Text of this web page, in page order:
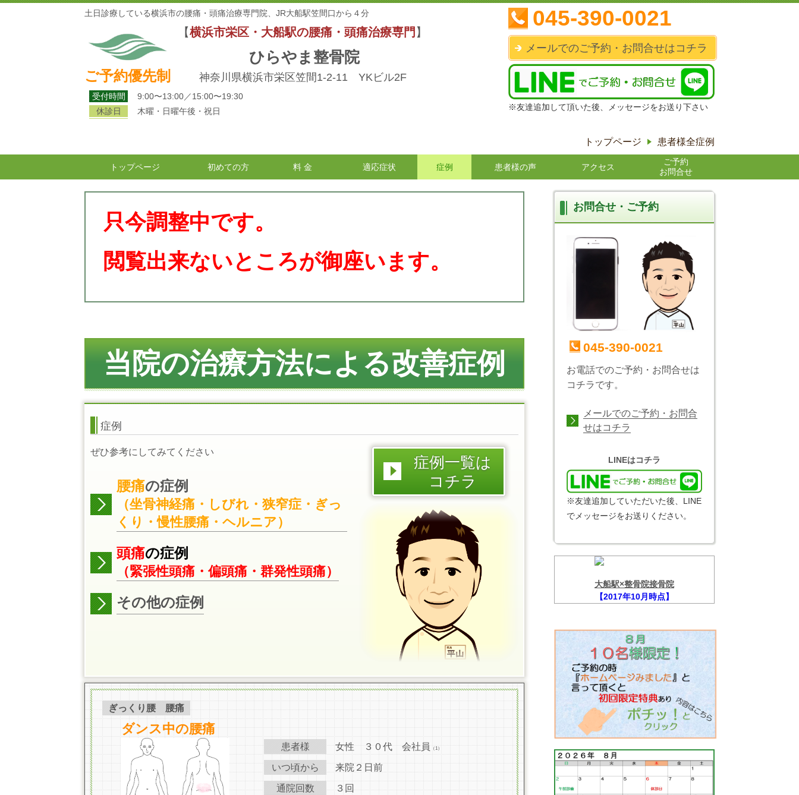
土日診療している横浜市の腰痛・頭痛治療専門院、JR大船駅笠間口から４分
【横浜市栄区・大船駅の腰痛・頭痛治療専門 】
ひらやま整骨院
ご予約優先制 神奈川県横浜市栄区笠間1-2-11 YKビル2F
受付時間
9:00〜13:00／15:00〜19:30
休診日
木曜・日曜午後・祝日
045-390-0021
メールでのご予約・お問合せはコチラ
※友達追加して頂いた後、メッセージをお送り下さい
トップページ 患者様全症例
トップページ 初めての方 料 金 適応症状 症例 患者様の声 アクセス
ご予約
お問合せ
只今調整中です。
閲覧出来ないところが御座います。
当院の治療方法による改善症例
症例
症例一覧は
コチラ
ぜひ参考にしてみてください
腰痛の症例
（坐骨神経痛・しびれ・狭窄症・ぎっ
くり・慢性腰痛・ヘルニア）
頭痛の症例
（緊張性頭痛・偏頭痛・群発性頭痛）
その他の症例
ぎっくり腰 腰痛
ダンス中の腰痛
患者様 女性 ３０代 会社員 （1）
いつ頃から 来院２日前
通院回数 ３回
お問合せ・ご予約
045-390-0021
お電話でのご予約・お問合せは
コチラです。
メールでのご予約・お問合
せはコチラ
LINEはコチラ
※友達追加していただいた後、LINE
でメッセージをお送りください。
大船駅×整骨院接骨院
【2017年10月時点】